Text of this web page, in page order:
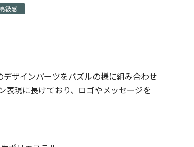
級感
ザインパーツをパズルの様に組み合わせ
表現に長けており、ロゴやメッセージを